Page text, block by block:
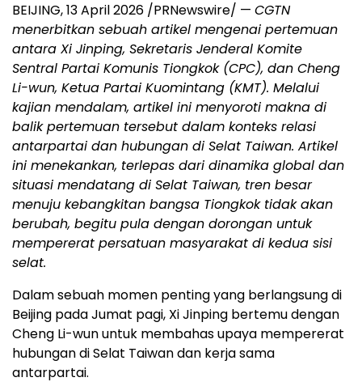
BEIJING, 13 April 2026 /PRNewswire/ — CGTN
menerbitkan sebuah artikel mengenai pertemuan
antara Xi Jinping, Sekretaris Jenderal Komite
Sentral Partai Komunis Tiongkok (CPC), dan Cheng
Li-wun, Ketua Partai Kuomintang (KMT). Melalui
kajian mendalam, artikel ini menyoroti makna di
balik pertemuan tersebut dalam konteks relasi
antarpartai dan hubungan di Selat Taiwan. Artikel
ini menekankan, terlepas dari dinamika global dan
situasi mendatang di Selat Taiwan, tren besar
menuju kebangkitan bangsa Tiongkok tidak akan
berubah, begitu pula dengan dorongan untuk
mempererat persatuan masyarakat di kedua sisi
selat.
Dalam sebuah momen penting yang berlangsung di
Beijing pada Jumat pagi, Xi Jinping bertemu dengan
Cheng Li-wun untuk membahas upaya mempererat
hubungan di Selat Taiwan dan kerja sama
antarpartai.